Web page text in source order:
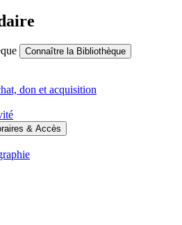
Connaître la Bibliothèque
don et acquisition
& Accès